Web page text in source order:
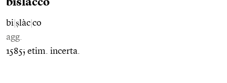
bislacco
bi ṣlàc co
agg.
1585; etim. incerta.